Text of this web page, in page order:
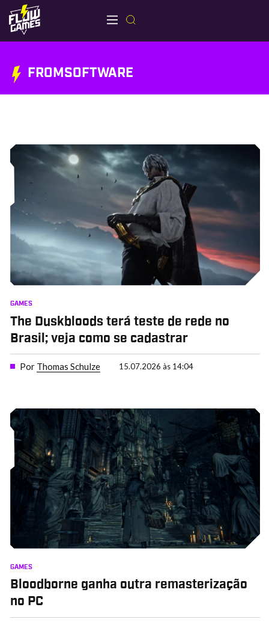
FROMSOFTWARE
GAMES
The Duskbloods terá teste de rede no
Brasil; veja como se cadastrar
Por Thomas Schulze 15.07.2026 às 14:04
GAMES
Bloodborne ganha outra remasterização
no PC